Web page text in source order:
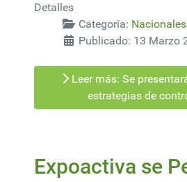
Detalles
Categoría: Nacionales
Publicado: 13 Marzo
Leer más: Se
estrategias de
Expoactiva se